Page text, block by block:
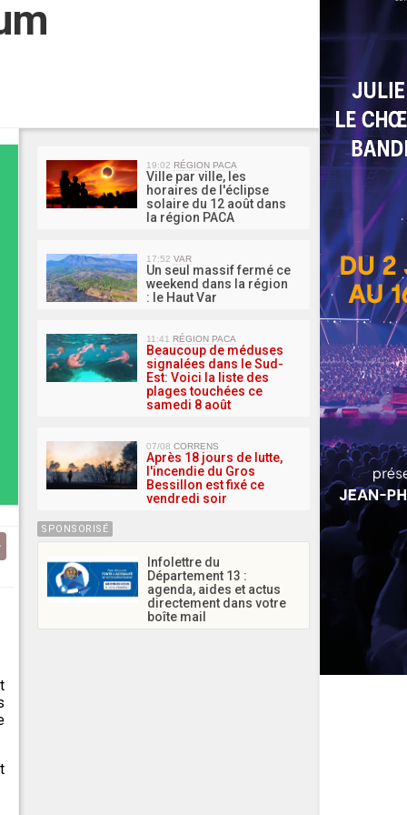
MA
19:02 RÉGION PACA
Ville par ville, les
horaires de l'éclipse
solaire du 12 août dans
la région PACA
17:52 VAR
Un seul massif fermé ce
weekend dans la région
: le Haut Var
11:41 RÉGION PACA
Beaucoup de méduses
signalées dans le Sud-
Est: Voici la liste des
plages touchées ce
samedi 8 août
07/08 CORRENS
Après 18 jours de lutte,
l'incendie du Gros
Bessillon est fixé ce
vendredi soir
SPONSORISÉ
Infolettre du
Département 13 :
agenda, aides et actus
directement dans votre
boîte mail